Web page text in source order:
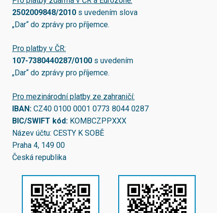
2502009848/2010 s uvedením slova
„Dar“ do zprávy pro příjemce.
Pro platby v ČR:
107-7380440287/0100 s uvedením
„Dar“ do zprávy pro příjemce.
Pro mezinárodní platby ze zahraničí:
IBAN: CZ40 0100 0001 0773 8044 0287
BIC/SWIFT kód: KOMBCZPPXXX
Název účtu: CESTY K SOBĚ
Praha 4, 149 00
Česká republika